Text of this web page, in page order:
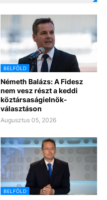
BELFÖLD
Németh Balázs: A Fidesz
nem vesz részt a keddi
köztársaságielnök-
választáson
Augusztus 05, 2026
BELFÖLD